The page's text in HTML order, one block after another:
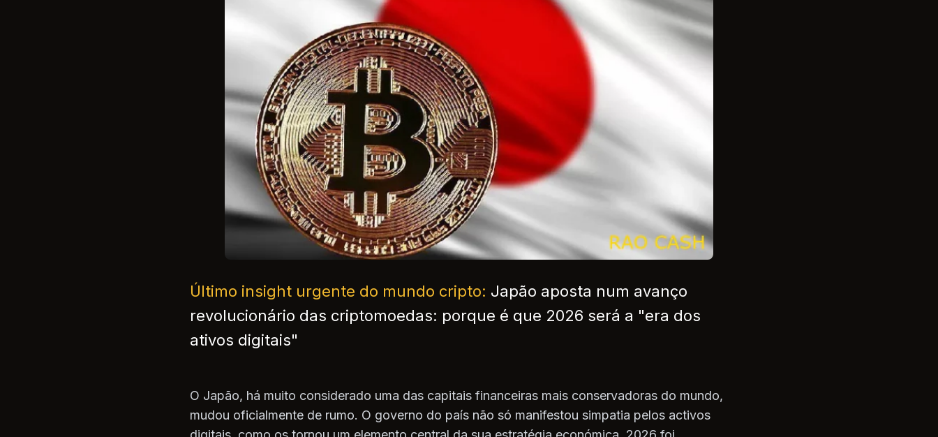
Último insight urgente do mundo cripto: Japão aposta num avanço
revolucionário das criptomoedas: porque é que 2026 será a "era dos
ativos digitais"
O Japão, há muito considerado uma das capitais financeiras mais conservadoras do mundo,
mudou oficialmente de rumo. O governo do país não só manifestou simpatia pelos activos